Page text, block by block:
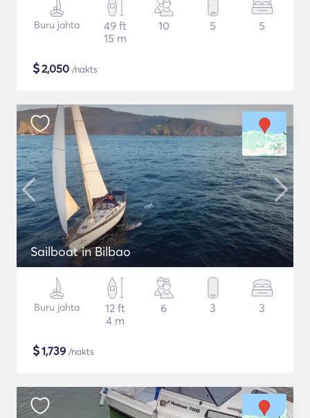
Buru jahta
49 ft
15 m
10 5 5
$2,050 /nakts
Sailboat in Bilbao
Buru jahta
12 ft
4 m
6 3 3
$1,739 /nakts